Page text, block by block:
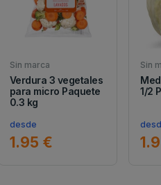
Sin marca
Verdura 3 vegetales
para micro Paquete
0.3 kg
desde
1.95 €
Sin
1/2